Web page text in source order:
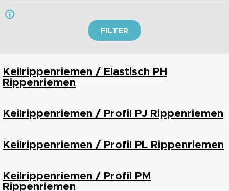
FILTER
Keilrippenriemen / Elastisch PH
Rippenriemen
Keilrippenriemen / Profil PJ Rippenriemen
Keilrippenriemen / Profil PL Rippenriemen
Keilrippenriemen / Profil PM
Rippenriemen